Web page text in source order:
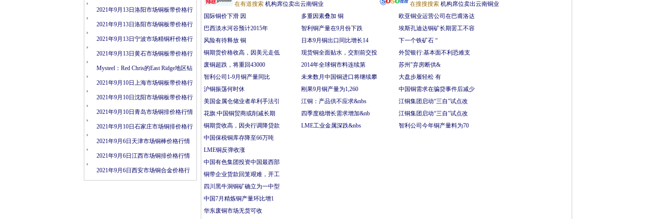
情
2021年9月13日洛阳市场铜板带价格行
情
2021年9月13日洛阳市场铜板带价格行
情
2021年9月13日宁波市场精铜杆价格行
情
2021年9月13日黄石市场铜板带价格行
情
Mysteel：Red Chris的East Ridge地区钻
探结果表明矿化连续性
2021年9月10日上海市场铜板带价格行
情
2021年9月10日沈阳市场铜板带价格行
情
2021年9月10日青岛市场铜排价格行情
2021年9月10日石家庄市场铜排价格行
情
2021年9月6日天津市场铜棒价格行情
2021年9月6日江西市场铜排价格行情
2021年9月6日西安市场铜合金价格行
在有道搜索 机构席位卖出云南铜业 在搜搜搜索 机构席位卖出云南铜业
国际铜价下滑 因
巴西淡水河谷预计2015年
风险有待释放 铜
铜期货价格收高，因美元走低
废铜超跌，将重回43000
智利公司1-9月铜产量同比
沪铜振荡何时休
美国金属仓储业者牟利手法引
花旗:中国铜贸商或削减长期
铜期货收高，因央行调降贷款
多重因素叠加 铜
智利铜产量在9月份下跌
日本9月铜出口同比增长14
现货铜全面贴水，交割前交投
2014年全球铜市料连续第
未来数月中国铜进口将继续攀
刚果9月铜产量为1,260
江铜：产品供不应求&nbs
四季度稳增长需求增加&nb
LME工业金属深跌&nbs
欧亚铜业运营公司在巴甫洛达
埃斯孔迪达铜矿长期罢工不容
下一个铁矿石 “
外贸银行:基本面不利恐难支
苏州"弃房断供&
大盘步履轻松 有
中国铜需求在骗贷事件后减少
江铜集团启动“三自”试点改
江铜集团启动“三自”试点改
智利公司今年铜产量料为70
中国保税铜库存降至66万吨
LME铜反弹收涨
中国有色集团投资中国最西部
铜带企业货款回笼艰难，开工
四川黑牛洞铜矿确立为一中型
中国7月精炼铜产量环比增1
华东废铜市场无货可收